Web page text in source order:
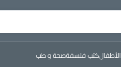
كتب فلسفةصحة و طب